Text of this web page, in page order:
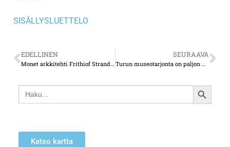
SISÄLLYSLUETTELO
EDELLINEN
Monet arkkitehti Frithiof Strandellin piirtämät rakennukset komistavat yhä Turun katukuvaa
SEURAAVA
Turun museotarjonta on paljon muutakin kuin Turun linna ja Käsityöläismuseo
Search
for:
SEARCH
Katso kartta